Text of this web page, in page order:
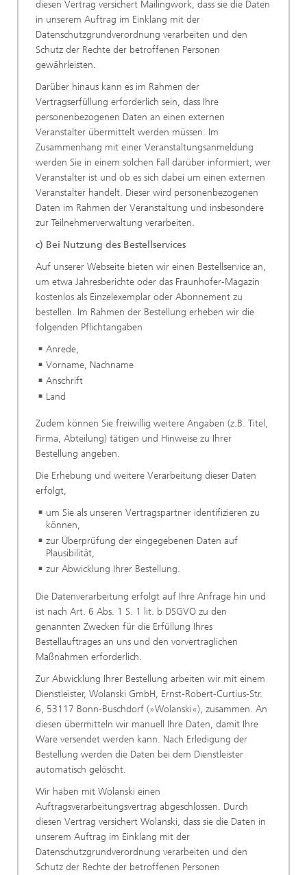
diesen Vertrag versichert Mailingwork, dass sie die Daten
in unserem Auftrag im Einklang mit der
Datenschutzgrundverordnung verarbeiten und den
Schutz der Rechte der betroffenen Personen
gewährleisten.
Darüber hinaus kann es im Rahmen der
Vertragserfüllung erforderlich sein, dass Ihre
personenbezogenen Daten an einen externen
Veranstalter übermittelt werden müssen. Im
Zusammenhang mit einer Veranstaltungsanmeldung
werden Sie in einem solchen Fall darüber informiert, wer
Veranstalter ist und ob es sich dabei um einen externen
Veranstalter handelt. Dieser wird personenbezogenen
Daten im Rahmen der Veranstaltung und insbesondere
zur Teilnehmerverwaltung verarbeiten.
c) Bei Nutzung des Bestellservices
Auf unserer Webseite bieten wir einen Bestellservice an,
um etwa Jahresberichte oder das Fraunhofer-Magazin
kostenlos als Einzelexemplar oder Abonnement zu
bestellen. Im Rahmen der Bestellung erheben wir die
folgenden Pflichtangaben
Anrede,
Vorname, Nachname
Anschrift
Land
Zudem können Sie freiwillig weitere Angaben (z.B. Titel,
Firma, Abteilung) tätigen und Hinweise zu Ihrer
Bestellung angeben.
Die Erhebung und weitere Verarbeitung dieser Daten
erfolgt,
um Sie als unseren Vertragspartner identifizieren zu
können,
zur Überprüfung der eingegebenen Daten auf
Plausibilität,
zur Abwicklung Ihrer Bestellung.
Die Datenverarbeitung erfolgt auf Ihre Anfrage hin und
ist nach Art. 6 Abs. 1 S. 1 lit. b DSGVO zu den
genannten Zwecken für die Erfüllung Ihres
Bestellauftrages an uns und den vorvertraglichen
Maßnahmen erforderlich.
Zur Abwicklung Ihrer Bestellung arbeiten wir mit einem
Dienstleister, Wolanski GmbH, Ernst-Robert-Curtius-Str.
6, 53117 Bonn-Buschdorf (»Wolanski«), zusammen. An
diesen übermitteln wir manuell Ihre Daten, damit Ihre
Ware versendet werden kann. Nach Erledigung der
Bestellung werden die Daten bei dem Dienstleister
automatisch gelöscht.
Wir haben mit Wolanski einen
Auftragsverarbeitungsvertrag abgeschlossen. Durch
diesen Vertrag versichert Wolanski, dass sie die Daten in
unserem Auftrag im Einklang mit der
Datenschutzgrundverordnung verarbeiten und den
Schutz der Rechte der betroffenen Personen